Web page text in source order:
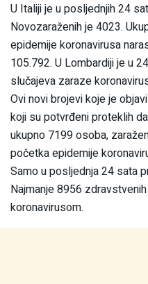
U Italiji je u posljednjih 24
Novozaraženih je 4023.
epidemije koronavirusa
105.792. U Lombardiji je u
slučajeva zaraze
Ovi novi brojevi koje je
koji su potvrđeni proteklih
ukupno 7199 osoba,
početka epidemije
Samo u posljednja 24 sata
Najmanje 8956
koronavirusom.